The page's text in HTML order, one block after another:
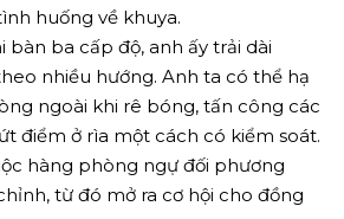
huống về khuya.
bàn ba cấp độ, anh ấy trải dài
nhiều hướng. Anh ta có thể hạ
ngoài khi rê bóng, tấn công các
điểm ở rìa một cách có kiểm soát.
hàng phòng ngự đối phương
từ đó mở ra cơ hội cho đồng